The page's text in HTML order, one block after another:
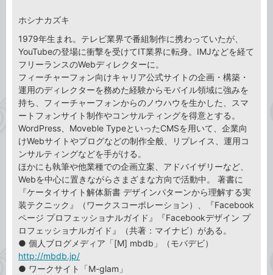
ホシナカズキ
1979年生まれ。テレビ業界で番組制作に携わっていたが、
YouTubeの登場に衝撃を受けてIT業界に転身。IMJなどを経て
フリーランスのWebディレクターに。
フィーチャーフォン向けキャリア公式サイトの企画・構築・
運用のディレクターを務めた経験からモバイル領域に強みを
持ち、フィーチャーフォンからのノウハウを生かした、スマ
ートフォンサイト制作やコンサルティングを得意とする。
WordPress、Moveble TypeといったCMSを用いて、企業向
けWebサイトやブログなどの制作全般、リプレイス、運用コ
ンサルティングなどを手がける。
ほかにも執筆や他業種での企画立案、アドバイザリーなど、
Webを中心に置きながらさまざまな方向で活動中。 著書に
『ケータイサイト解体新書 デザインパターンから理解する実
装テクニック』（ワークスコーポレーション）、『Facebook
ページ プロフェッショナルガイド』『Facebookデザイン プ
ロフェッショナルガイド』（共著：マイナビ）がある。
● 個人ブログメディア「[M] mbdb」（モバデビ）
http://mbdb.jp/
● ワークサイト「M-glam」